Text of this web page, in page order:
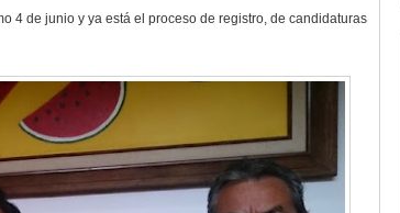
4 de junio y ya está el proceso de registro, de candidaturas